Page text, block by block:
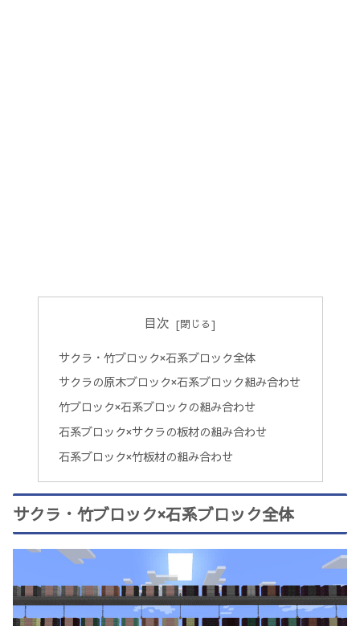
目次
サクラ・竹ブロック×石系ブロック全体
サクラの原木ブロック×石系ブロック組み合わせ
竹ブロック×石系ブロックの組み合わせ
石系ブロック×サクラの板材の組み合わせ
石系ブロック×竹板材の組み合わせ
サクラ・竹ブロック×石系ブロック全体